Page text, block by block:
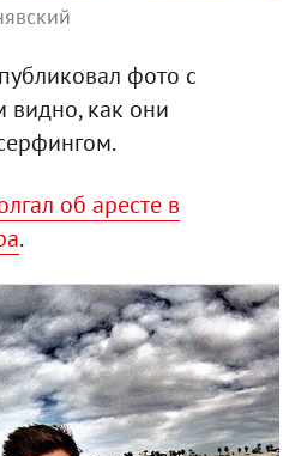
фото с
видно, как они
об аресте в
.